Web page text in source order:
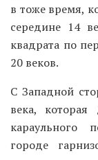
в тоже время,
середине 14
квадрата по
20 веков.
С Западной
века,
караульного
городе